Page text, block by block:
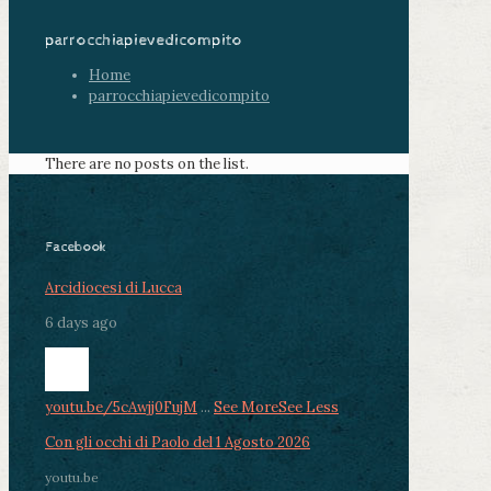
parrocchiapievedicompito
Home
parrocchiapievedicompito
There are no posts on the list.
Facebook
Arcidiocesi di Lucca
6 days ago
youtu.be/5cAwjj0FujM ... See MoreSee Less
Con gli occhi di Paolo del 1 Agosto 2026
youtu.be